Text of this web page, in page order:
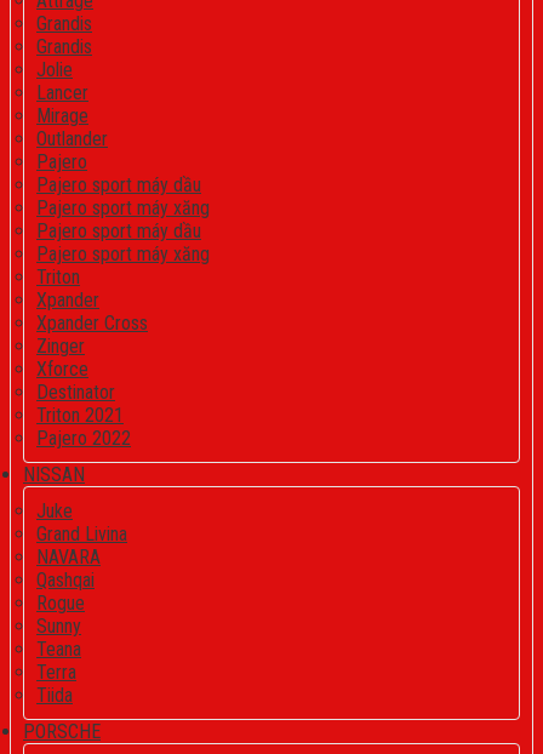
Grandis
Grandis
Jolie
Lancer
Mirage
Outlander
Pajero
Pajero sport máy dầu
Pajero sport máy xăng
Pajero sport máy dầu
Pajero sport máy xăng
Triton
Xpander
Xpander Cross
Zinger
Xforce
Destinator
Triton 2021
Pajero 2022
NISSAN
Juke
Grand Livina
NAVARA
Qashqai
Rogue
Sunny
Teana
Terra
Tiida
PORSCHE